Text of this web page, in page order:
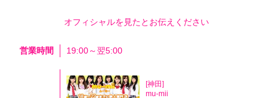
オフィシャルを見たとお伝えください
営業時間 19:00～翌5:00
[神田]
mu-mii